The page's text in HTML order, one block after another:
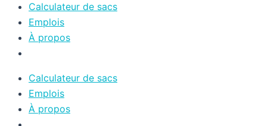
Calculateur de sacs
Emplois
À propos
Calculateur de sacs
Emplois
À propos